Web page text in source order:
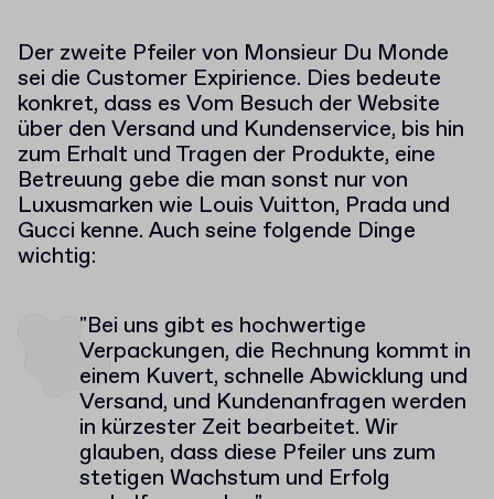
Der zweite Pfeiler von Monsieur Du Monde
sei die Customer Expirience. Dies bedeute
konkret, dass es Vom Besuch der Website
über den Versand und Kundenservice, bis hin
zum Erhalt und Tragen der Produkte, eine
Betreuung gebe die man sonst nur von
Luxusmarken wie Louis Vuitton, Prada und
Gucci kenne. Auch seine folgende Dinge
wichtig:
"Bei uns gibt es hochwertige
Verpackungen, die Rechnung kommt in
einem Kuvert, schnelle Abwicklung und
Versand, und Kundenanfragen werden
in kürzester Zeit bearbeitet. Wir
glauben, dass diese Pfeiler uns zum
stetigen Wachstum und Erfolg